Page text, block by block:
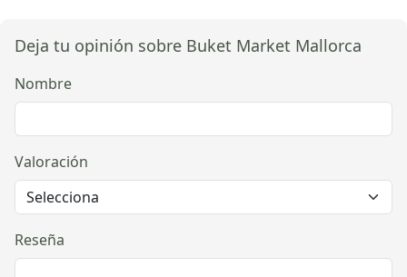
Deja tu opinión sobre Buket Market Mallorca
Nombre
Valoración
Reseña